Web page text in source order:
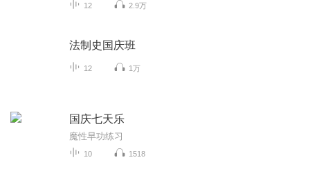
12 2.9万
法制史国庆班
12 1万
国庆七天乐
魔性早功练习
10 1518